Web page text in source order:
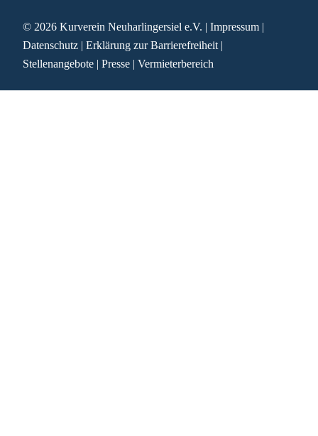
© 2026 Kurverein Neuharlingersiel e.V. | Impressum |
Datenschutz | Erklärung zur Barrierefreiheit |
Stellenangebote | Presse | Vermieterbereich